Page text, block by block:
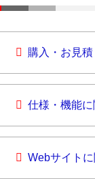
購入・お見
仕様・機能
Webサイト